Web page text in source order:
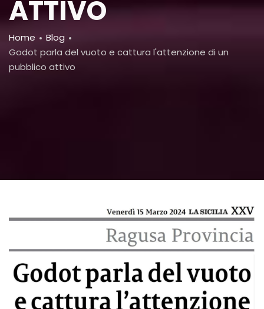
ATTIVO
Breadcrumb
Home
Blog
Godot parla del vuoto e cattura l'attenzione di un
pubblico attivo